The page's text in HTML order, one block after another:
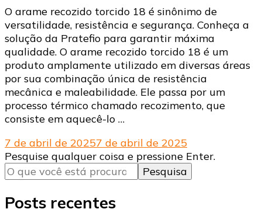
O arame recozido torcido 18 é sinônimo de
versatilidade, resistência e segurança. Conheça a
solução da Pratefio para garantir máxima
qualidade. O arame recozido torcido 18 é um
produto amplamente utilizado em diversas áreas
por sua combinação única de resistência
mecânica e maleabilidade. Ele passa por um
processo térmico chamado recozimento, que
consiste em aquecê-lo …
7 de abril de 20257 de abril de 2025
Procurando
algo?
Pesquise qualquer coisa e pressione Enter.
Posts recentes